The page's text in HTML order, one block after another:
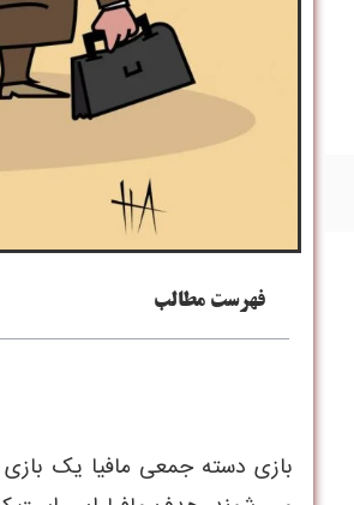
فهرست مطالب
بازی دسته جمعی مافیا یک بازی